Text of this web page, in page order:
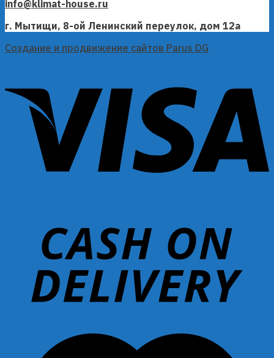
info@klimat-house.ru
г. Мытищи, 8-ой Ленинский переулок, дом 12а
Создание и продвижение сайтов Parus DG